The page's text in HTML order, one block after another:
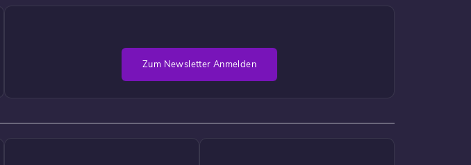
Zum Newsletter Anmelden